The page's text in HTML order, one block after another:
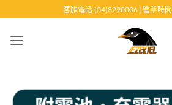
至
客服電話:(04)8290006 | 營業時